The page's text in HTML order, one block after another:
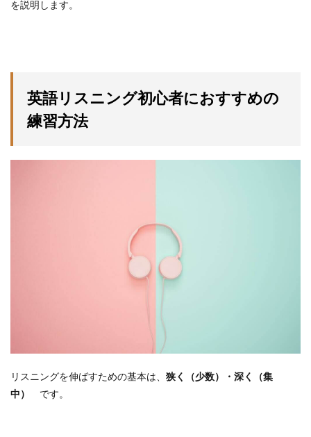
を説明します。
英語リスニング初心者におすすめの
練習方法
リスニングを伸ばすための基本は、 狭く（少数）・深く（集
中）
です。